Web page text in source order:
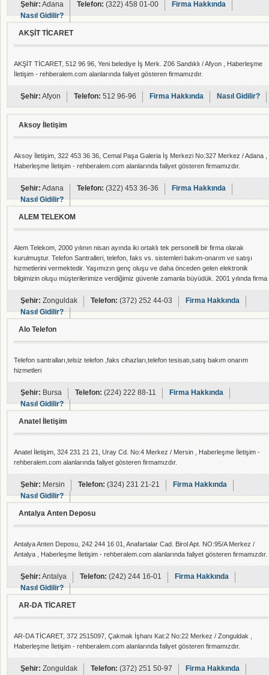
Şehir:Adana Telefon:(322) 458 01-00
Firma Hakkında
Nasıl Gidilir?
AKŞİT TİCARET
AKŞİT TİCARET, 512 96 96, Yeni belediye İş Merk. Z06 Sandıklı / Afyon , Haberleşme
İletişim - rehberalem.com alanlarında faliyet gösteren firmamızdır.
Şehir:Afyon Telefon:512 96-96 Firma Hakkında Nasıl Gidilir?
Aksoy İletişim
Aksoy İletişim, 322 453 36 36, Cemal Paşa Galeria İş Merkezi No:327 Merkez / Adana ,
Haberleşme İletişim - rehberalem.com alanlarında faliyet gösteren firmamızdır.
Şehir:Adana Telefon:(322) 453 36-36
Firma Hakkında
Nasıl Gidilir?
ALEM TELEKOM
Alem Telekom, 2000 yılının nisan ayında iki ortaklı tek personelli bir firma olarak
kurulmuştur. Telefon Santralleri, telefon, faks vs. sistemleri bakım-onarım ve satışı
hizmetlerini vermektedir. Yaşımızın genç oluşu ve daha önceden gelen elektronik
bilgimizin oluşu müşterilerimize verdiğimiz güvenle zamanla büyüdük. 2001 yılında firma
ortak sayımız 3e personel sayımız 5e yükseltilmiştir. İlk olarak, merkezi Ankarada olan
Telsis Telekomünikasyon A.Ş. firmasının Telefon Santralleri Zonguldak bayiliğini aldık.
Daha sonra Kare
Şehir:Zonguldak Telefon:(372) 252 44-03
Firma Hakkında
Nasıl Gidilir?
Alo Telefon
Telefon santralları,telsiz telefon ,faks cihazları,telefon tesisatı,satış bakım onarım
hizmetleri
Şehir:Bursa Telefon:(224) 222 88-11
Firma Hakkında
Nasıl Gidilir?
Anatel İletişim
Anatel İletişim, 324 231 21 21, Uray Cd. No:4 Merkez / Mersin , Haberleşme İletişim -
rehberalem.com alanlarında faliyet gösteren firmamızdır.
Şehir:Mersin Telefon:(324) 231 21-21
Firma Hakkında
Nasıl Gidilir?
Antalya Anten Deposu
Antalya Anten Deposu, 242 244 16 01, Anafartalar Cad. Birol Apt. NO:95/A Merkez /
Antalya , Haberleşme İletişim - rehberalem.com alanlarında faliyet gösteren firmamızdır.
Şehir:Antalya Telefon:(242) 244 16-01
Firma Hakkında
Nasıl Gidilir?
AR-DA TİCARET
AR-DA TİCARET, 372 2515097, Çakmak İşhanı Kat:2 No:22 Merkez / Zonguldak ,
Haberleşme İletişim - rehberalem.com alanlarında faliyet gösteren firmamızdır.
Şehir:Zonguldak Telefon:(372) 251 50-97
Firma Hakkında